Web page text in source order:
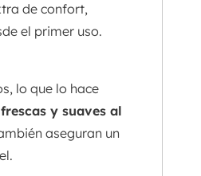
de confort,
el primer uso.
lo que lo hace
y suaves al
aseguran un